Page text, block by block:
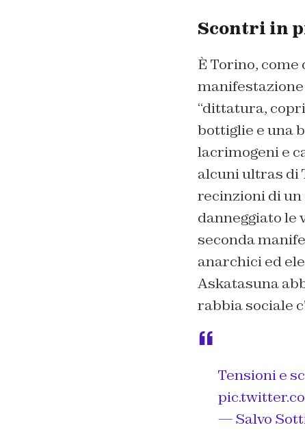
Scontri in
È Torino,
manifestazione
“dittatura,
bottiglie e una
lacrimogeni e
alcuni ultras di
recinzioni di un
danneggiato le
seconda
anarchici ed
Askatasuna
rabbia sociale
Tensioni e
— Salvo